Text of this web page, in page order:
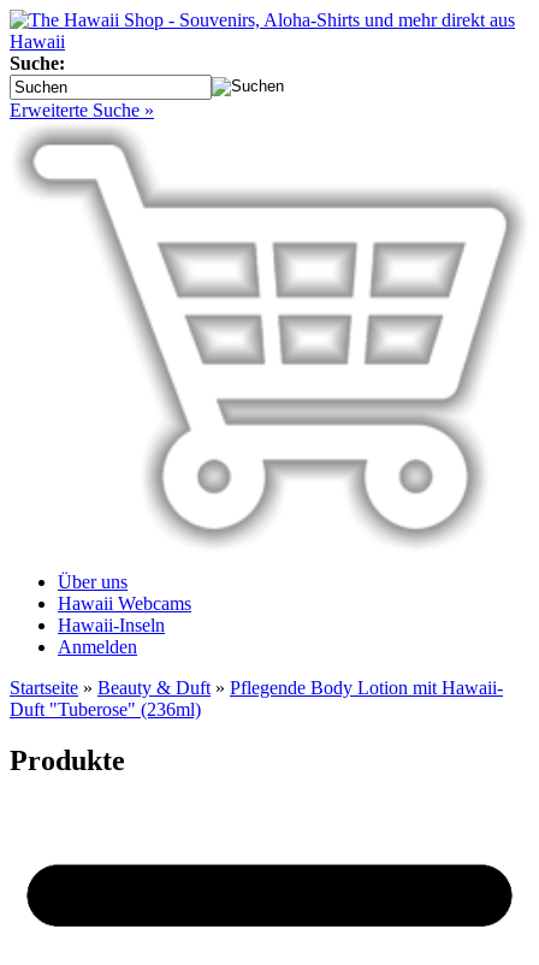
Suche:
Erweiterte Suche »
Über uns
Hawaii Webcams
Hawaii-Inseln
Anmelden
Startseite » Beauty & Duft » Pflegende Body Lotion mit Hawaii-
Duft "Tuberose" (236ml)
Produkte